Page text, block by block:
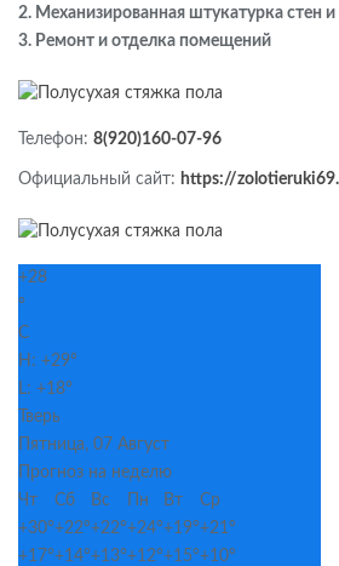
2. Механизированная штукатурка стен
3. Ремонт и отделка помещений
Телефон: 8(920)160-07-96
Официальный сайт: https://
+28
°
C
H: +29°
L: +18°
Тверь
Пятница, 07 Август
Прогноз на неделю
Чт
Сб Вс Пн Вт
Ср
+30°+22°+22°+24°+19°+21°
+17°+14°+13°+12°+15°+10°